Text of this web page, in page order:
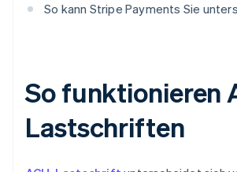
So kann Stripe Payments Sie
So funktionieren
Lastschriften